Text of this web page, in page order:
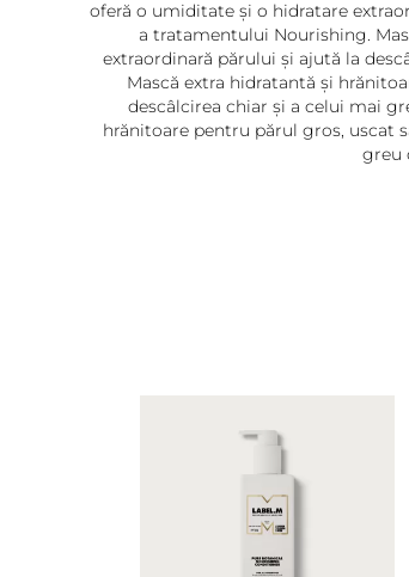
oferă o umiditate și o hidratare
a tratamentului Nourishing.
extraordinară părului și ajută la
Mască extra hidratantă și
descâlcirea chiar și a celui mai
hrănitoare pentru părul gros, uscat
greu